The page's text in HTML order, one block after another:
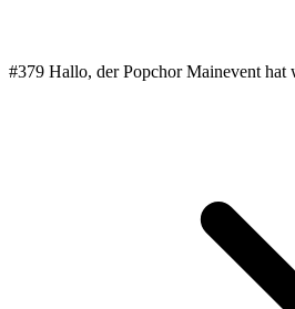
#379 Hallo, der Popchor Mainevent hat